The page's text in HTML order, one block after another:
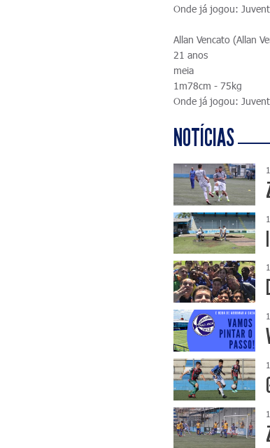
Onde já jogou:
Allan Vencato (Allan
21 anos
meia
1m78cm - 75kg
Onde já jogou:
NOTÍCIAS